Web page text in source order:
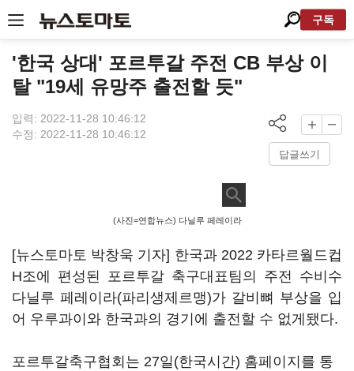
구독
'한국 상대' 포르투갈 주전 CB 부상 이
탈 "19세 유망주 출전할 듯"
입력: 2022-11-28 10:46:12
수정: 2022-11-28 10:46:12
답글쓰기
(사진=연합뉴스) 다닐루 페레이라
[뉴스토마토 박창욱 기자] 한국과 2022 카타르월드컵
H조에 편성된 포르투갈 축구대표팀의 주전 수비수
다닐루 페레이라(파리생제르맹)가 갈비뼈 부상을 입
어 우루과이와 한국과의 경기에 출전할 수 없게됐다.
포르투갈축구협회는 27일(한국시간) 홈페이지를 통